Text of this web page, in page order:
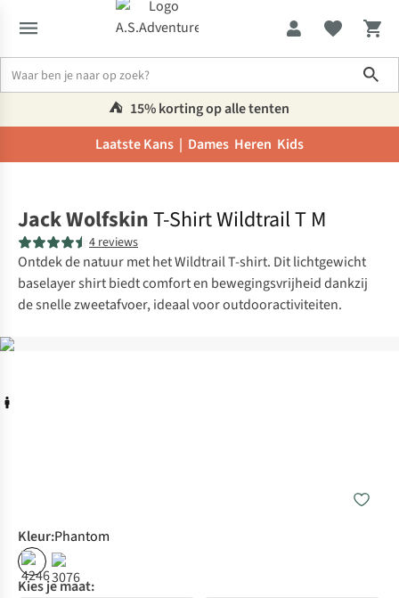
⛺️ 15% korting op alle tenten
Laatste Kans | Dames Heren Kids
Jack WolfskinT-Shirt Wildtrail T M
4 reviews
Ontdek de natuur met het Wildtrail T-shirt. Dit lichtgewicht
baselayer shirt biedt comfort en bewegingsvrijheid dankzij
de snelle zweetafvoer, ideaal voor outdooractiviteiten.
Kleur:Phantom
Kies je maat: